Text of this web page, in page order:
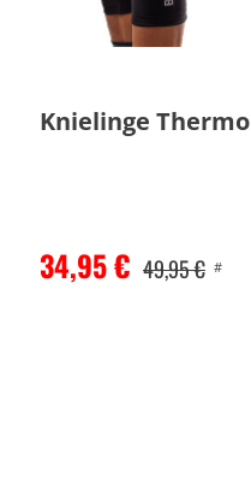
Knielinge Thermo
34,95 € 49,95 € #